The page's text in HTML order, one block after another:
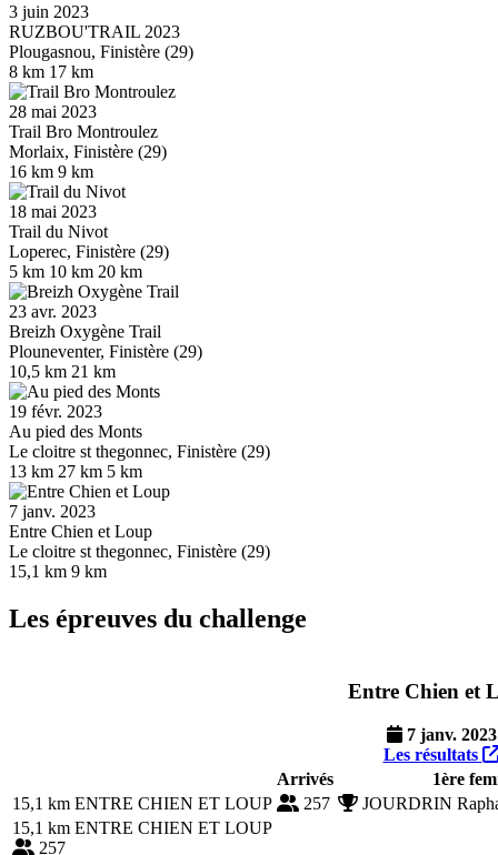
3 juin 2023
RUZBOU'TRAIL 2023
Plougasnou, Finistère (29)
8 km 17 km
28 mai 2023
Trail Bro Montroulez
Morlaix, Finistère (29)
16 km 9 km
18 mai 2023
Trail du Nivot
Loperec, Finistère (29)
5 km 10 km 20 km
23 avr. 2023
Breizh Oxygène Trail
Plouneventer, Finistère (29)
10,5 km 21 km
19 févr. 2023
Au pied des Monts
Le cloitre st thegonnec, Finistère (29)
13 km 27 km 5 km
7 janv. 2023
Entre Chien et Loup
Le cloitre st thegonnec, Finistère (29)
15,1 km 9 km
Les épreuves du challenge
Entre Chien et
7 janv. 2023
Les résultats
Arrivés
1ère
15,1 km ENTRE CHIEN ET LOUP 257
JOURDRIN
15,1 km ENTRE CHIEN ET LOUP
257